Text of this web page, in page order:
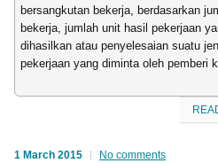
bersangkutan bekerja, berdasarkan
bekerja, jumlah unit hasil pekerjaan
dihasilkan atau penyelesaian suatu
pekerjaan yang diminta oleh pemberi
1 March 2015 No comments